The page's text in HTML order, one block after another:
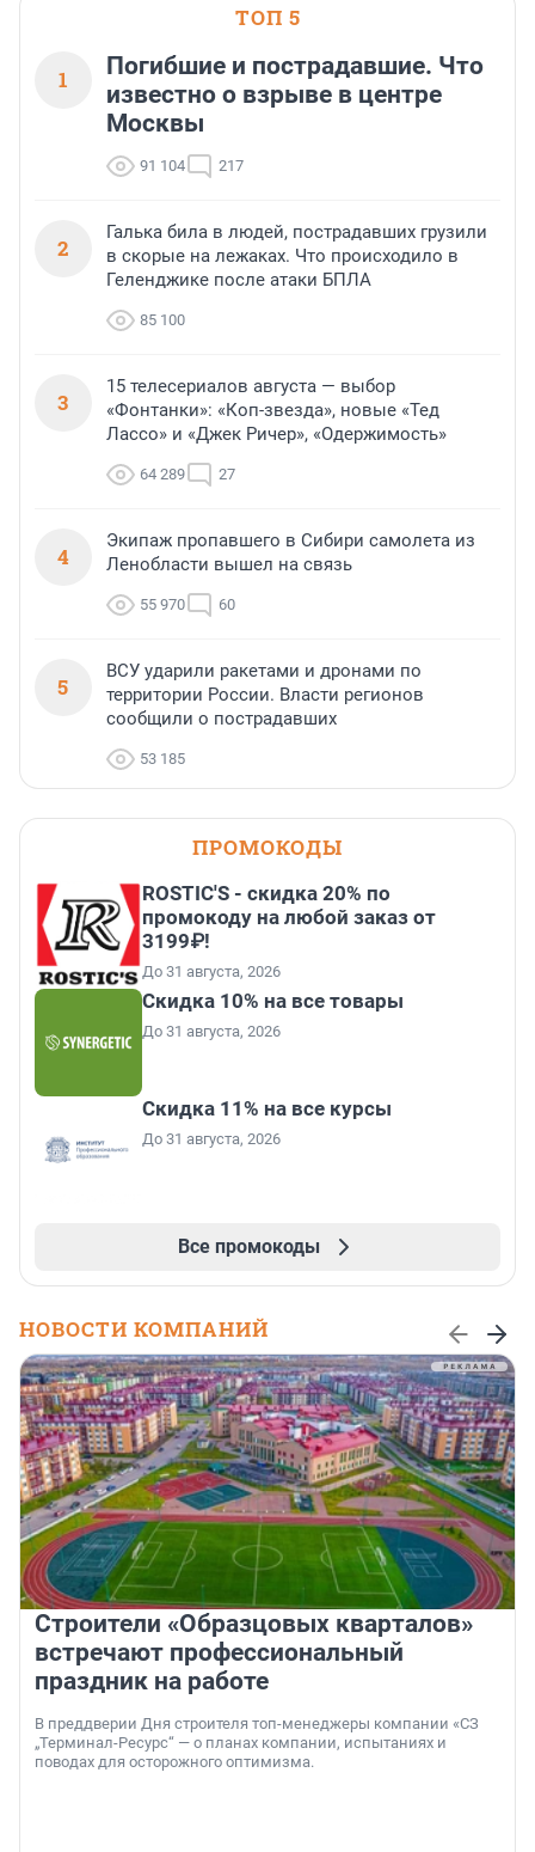
ТОП 5
1
Погибшие и пострадавшие. Что
известно о взрыве в центре
Москвы
91 104 217
2
Галька била в людей, пострадавших грузили
в скорые на лежаках. Что происходило в
Геленджике после атаки БПЛА
85 100
3
15 телесериалов августа — выбор
«Фонтанки»: «Коп-звезда», новые «Тед
Лассо» и «Джек Ричер», «Одержимость»
64 289 27
4
Экипаж пропавшего в Сибири самолета из
Ленобласти вышел на связь
55 970 60
5
ВСУ ударили ракетами и дронами по
территории России. Власти регионов
сообщили о пострадавших
53 185
ПРОМОКОДЫ
ROSTIC'S - скидка 20% по
промокоду на любой заказ от
3199₽!
До 31 августа, 2026
Скидка 10% на все товары
До 31 августа, 2026
Скидка 11% на все курсы
До 31 августа, 2026
Все промокоды
НОВОСТИ КОМПАНИЙ
Строители «Образцовых кварталов»
встречают профессиональный
праздник на работе
В преддверии Дня строителя топ-менеджеры компании «СЗ
„Терминал-Ресурс“ — о планах компании, испытаниях и
поводах для осторожного оптимизма.